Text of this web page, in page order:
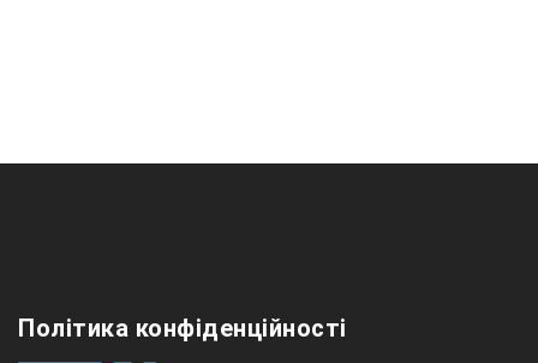
Політика конфіденційності